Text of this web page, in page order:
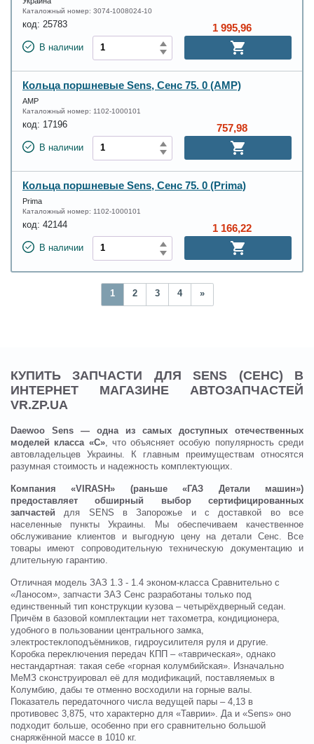
Каталожный номер: 3074-1008024-10
код: 25783
В наличии
1 995,96
Кольца поршневые Sens, Сенс 75. 0 (AMP)
AMP
Каталожный номер: 1102-1000101
код: 17196
В наличии
757,98
Кольца поршневые Sens, Сенс 75. 0 (Prima)
Prima
Каталожный номер: 1102-1000101
код: 42144
В наличии
1 166,22
1 2 3 4 »
КУПИТЬ ЗАПЧАСТИ ДЛЯ SENS (СЕНС) В
ИНТЕРНЕТ МАГАЗИНЕ АВТОЗАПЧАСТЕЙ
VR.ZP.UA
Daewoo Sens — одна из самых доступных отечественных
моделей класса «С», что объясняет особую популярность среди
автовладельцев Украины. К главным преимуществам относятся
разумная стоимость и надежность комплектующих.
Компания «VIRASH» (раньше «ГАЗ Детали машин»)
предоставляет обширный выбор сертифицированных
запчастей для SENS в Запорожье и с доставкой во все
населенные пункты Украины. Мы обеспечиваем качественное
обслуживание клиентов и выгодную цену на детали Сенс. Все
товары имеют сопроводительную техническую документацию и
длительную гарантию.
Отличная модель ЗАЗ 1.3 - 1.4 эконом-класса Сравнительно с
«Ланосом», запчасти ЗАЗ Сенс разработаны только под
единственный тип конструкции кузова – четырёхдверный седан.
Причём в базовой комплектации нет тахометра, кондиционера,
удобного в пользовании центрального замка,
электростеклоподъёмников, гидроусилителя руля и другие.
Коробка переключения передач КПП – «таврическая», однако
нестандартная: такая себе «горная колумбийская». Изначально
МеМЗ сконструировал её для модификаций, поставляемых в
Колумбию, дабы те отменно восходили на горные валы.
Показатель передаточного числа ведущей пары – 4,13 в
противовес 3,875, что характерно для «Таврии». Да и «Sens» оно
подходит больше, особенно при его сравнительно большой
снаряжённой массе в 1010 кг.